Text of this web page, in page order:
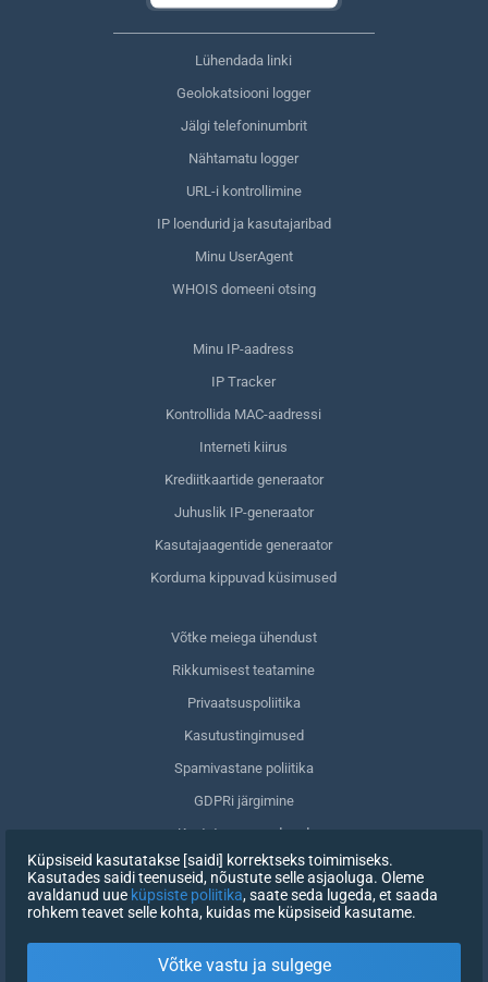
Lühendada linki
Geolokatsiooni logger
Jälgi telefoninumbrit
Nähtamatu logger
URL-i kontrollimine
IP loendurid ja kasutajaribad
Minu UserAgent
WHOIS domeeni otsing
Minu IP-aadress
IP Tracker
Kontrollida MAC-aadressi
Interneti kiirus
Krediitkaartide generaator
Juhuslik IP-generaator
Kasutajaagentide generaator
Korduma kippuvad küsimused
Võtke meiega ühendust
Rikkumisest teatamine
Privaatsuspoliitika
Kasutustingimused
Spamivastane poliitika
GDPRi järgimine
Kustuta oma andmed
Nõusoleku tagasivõtmine
Küpsiseid kasutatakse [saidi] korrektseks toimimiseks.
Kasutades saidi teenuseid, nõustute selle asjaoluga. Oleme
avaldanud uue küpsiste poliitika, saate seda lugeda, et saada
rohkem teavet selle kohta, kuidas me küpsiseid kasutame.
Võtke vastu ja sulgege